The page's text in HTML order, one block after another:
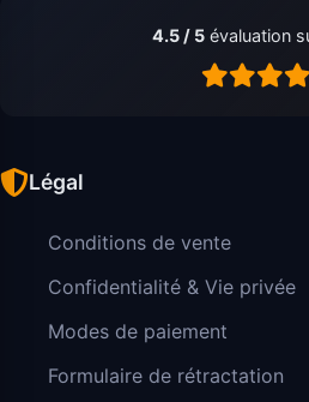
4.5 / 5 évaluation
Légal
Conditions de vente
Confidentialité & Vie privée
Modes de paiement
Formulaire de rétractation